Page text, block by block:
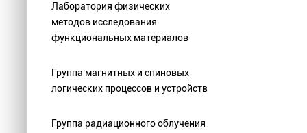
Лаборатория физических
методов исследования
функциональных материалов
Группа магнитных и спиновых
логических процессов и устройств
Группа радиационного облучения